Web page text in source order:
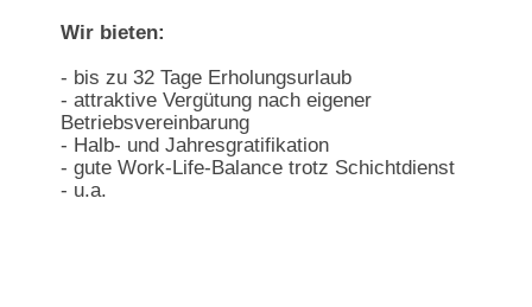
Wir bieten:
- bis zu 32 Tage Erholungsurlaub
- attraktive Vergütung nach eigener
Betriebsvereinbarung
- Halb- und Jahresgratifikation
- gute Work-Life-Balance trotz Schichtdienst
- u.a.